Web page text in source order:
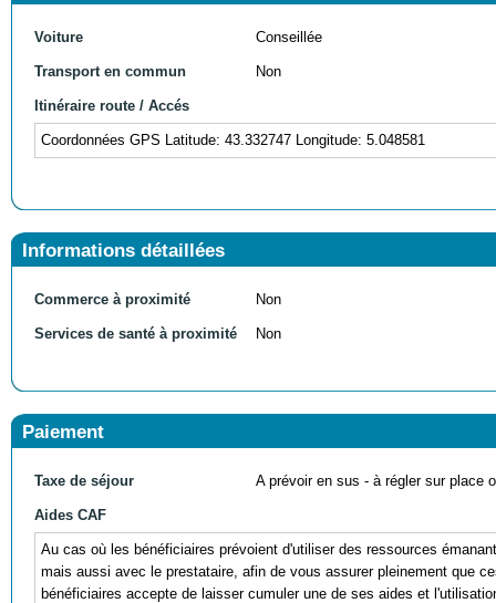
Voiture Conseillée
Transport en commun Non
Itinéraire route / Accés
Coordonnées GPS Latitude: 43.332747 Longitude: 5.048581
Informations détaillées
Commerce à proximité Non
Services de santé à proximité Non
Paiement
Taxe de séjour A prévoir en sus - à régler sur place
Aides CAF
Au cas où les bénéficiaires prévoient d'utiliser des ressources
mais aussi avec le prestataire, afin de vous assurer pleinement que
bénéficiaires accepte de laisser cumuler une de ses aides et